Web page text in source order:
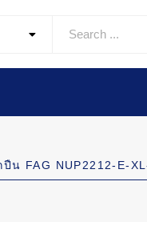
น FAG NUP2212-E-